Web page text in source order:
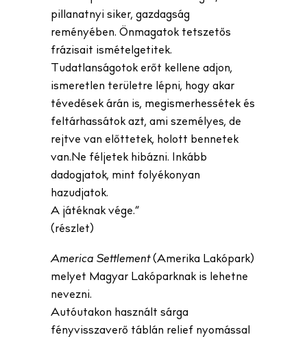
pillanatnyi siker, gazdagság
reményében. Önmagatok tetszetős
frázisait ismételgetitek.
Tudatlanságotok erőt kellene adjon,
ismeretlen területre lépni, hogy akar
tévedések árán is, megismerhessétek és
feltárhassátok azt, ami személyes, de
rejtve van előttetek, holott bennetek
van.Ne féljetek hibázni. Inkább
dadogjatok, mint folyékonyan
hazudjatok.
A játéknak vége.”
(részlet)
America Settlement(Amerika Lakópark)
melyet Magyar Lakóparknak is lehetne
nevezni.
Autóutakon használt sárga
fényvisszaverő táblán relief nyomással